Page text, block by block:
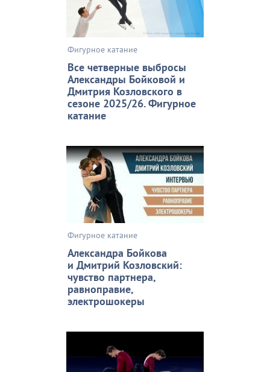
Фигурное катание
Все четверные выбросы
Александры Бойковой и
Дмитрия Козловского в
сезоне 2025/26. Фигурное
катание
Фигурное катание
Александра Бойкова
и Дмитрий Козловский:
чувство партнера,
равноправие,
электрошокеры